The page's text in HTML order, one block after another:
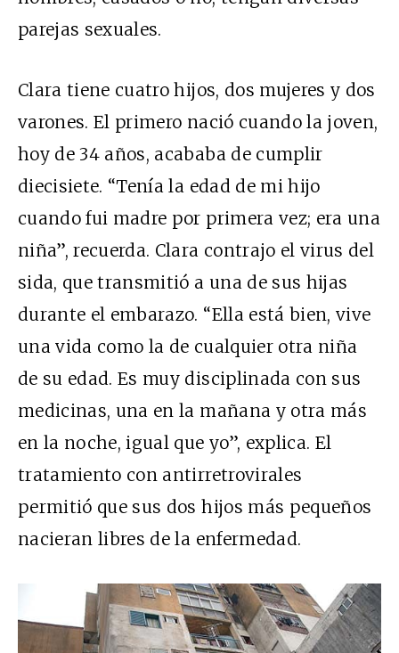
parejas sexuales.
Clara tiene cuatro hijos, dos mujeres y dos
varones. El primero nació cuando la joven,
hoy de 34 años, acababa de cumplir
diecisiete. “Tenía la edad de mi hijo
cuando fui madre por primera vez; era una
niña”, recuerda. Clara contrajo el virus del
sida, que transmitió a una de sus hijas
durante el embarazo. “Ella está bien, vive
una vida como la de cualquier otra niña
de su edad. Es muy disciplinada con sus
medicinas, una en la mañana y otra más
en la noche, igual que yo”, explica. El
tratamiento con antirretrovirales
permitió que sus dos hijos más pequeños
nacieran libres de la enfermedad.